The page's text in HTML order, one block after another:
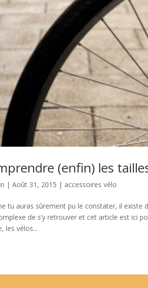
(enfin) les
|Août 31, 2015 | accessoires vélo
tu auras sûrement pu le constater, il existe
de s’y retrouver et cet article est ici
les vélos...